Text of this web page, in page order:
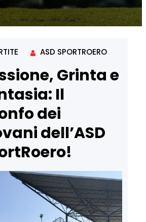
ASD SPORTROERO
Grinta e
Il
dei
dell’ASD